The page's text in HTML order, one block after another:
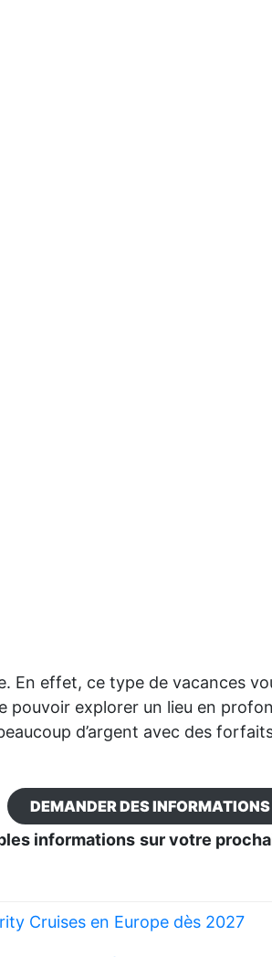
En effet, ce type de vacances
explorer un lieu en
d’argent avec des
DEMANDER DES INFORMATIONS
informations sur votre
Cruises en Europe dès 2027